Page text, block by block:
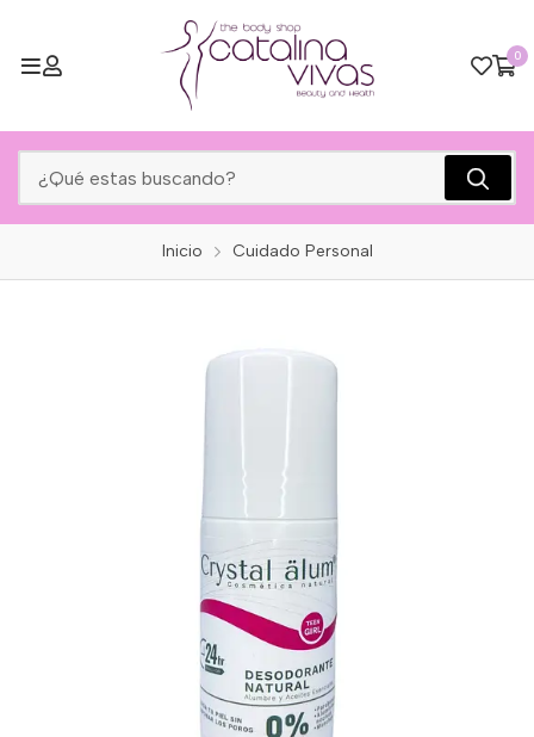
0
Inicio Cuidado Personal